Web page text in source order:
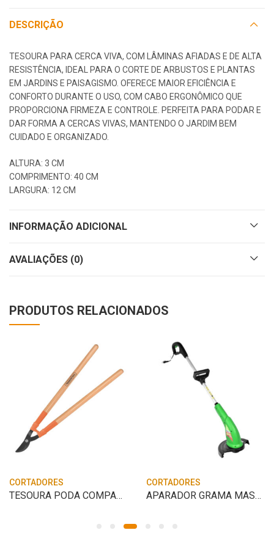
DESCRIÇÃO
TESOURA PARA CERCA VIVA, COM LÂMINAS AFIADAS E DE ALTA
RESISTÊNCIA, IDEAL PARA O CORTE DE ARBUSTOS E PLANTAS
EM JARDINS E PAISAGISMO. OFERECE MAIOR EFICIÊNCIA E
CONFORTO DURANTE O USO, COM CABO ERGONÔMICO QUE
PROPORCIONA FIRMEZA E CONTROLE. PERFEITA PARA PODAR E
DAR FORMA A CERCAS VIVAS, MANTENDO O JARDIM BEM
CUIDADO E ORGANIZADO.
ALTURA: 3 CM
COMPRIMENTO: 40 CM
LARGURA: 12 CM
INFORMAÇÃO ADICIONAL
AVALIAÇÕES (0)
PRODUTOS RELACIONADOS
CORTADORES
TESOURA PODA COMPACTO 43CM – TRAMONTINA
CORTADORES
APARADOR GRAMA MASTER 1000 PLUS 220 TRAP